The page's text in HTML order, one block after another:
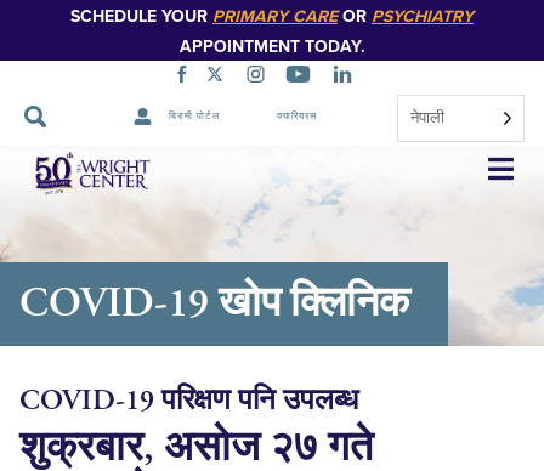
SCHEDULE YOUR PRIMARY CAREOR PSYCHIATRY
APPOINTMENT TODAY.
बिरामी पोर्टल क्यारियरस नेपाली
नेभिगेसन
स्किप
COVID-19 खोप क्लिनिक
COVID-19 परिक्षण पनि उपलब्ध
शुक्रबार, असोज २७ गते